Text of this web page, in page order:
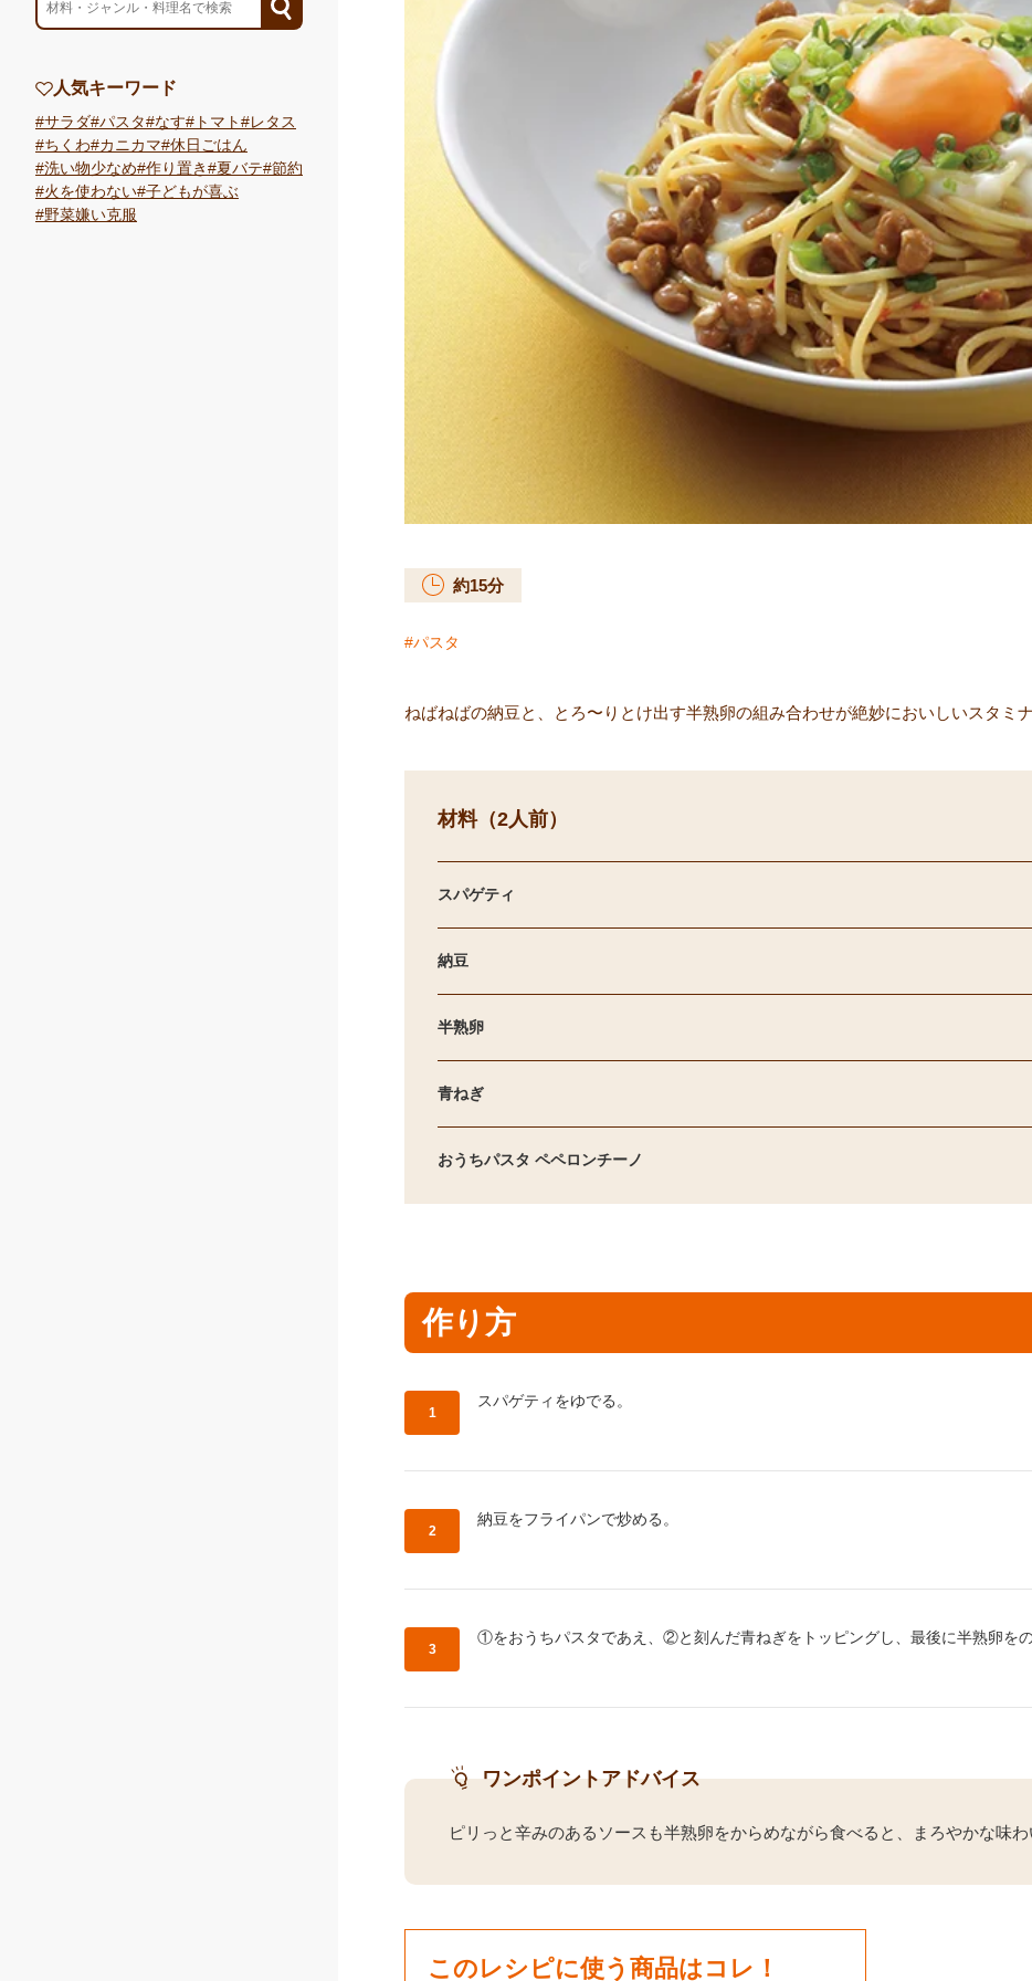
人気キーワード
サラダ パスタ なす トマト
レタス
ちくわ
カニカマ 休日ごはん
洗い物少なめ 作り置き 夏バテ 節約
火を使わない 子どもが喜ぶ
野菜嫌い克服
約15分
パスタ
ねばねばの納豆と、とろ〜りとけ出す半熟卵の組み合わせが絶妙においしいスタミナ
材料（2人前）
スパゲティ
納豆
半熟卵
青ねぎ
おうちパスタ ペペロンチーノ
作り方
作り方1：
スパゲティをゆでる。
作り方2：
納豆をフライパンで炒める。
作り方3：
①をおうちパスタであえ、②と刻んだ青ねぎをトッピングし、最後に半熟卵をの
ワンポイントアドバイス
ピリっと辛みのあるソースも半熟卵をからめながら食べると、まろやかな味わ
このレシピに使う商品はコレ！